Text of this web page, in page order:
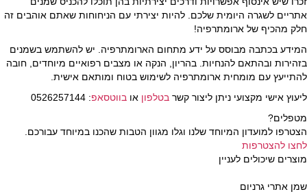
אתריים לשגרה היומית שלכם. להיות יצירתי עם הניחוחות שאתם אוהבים זה
חלק מהכיף של ארומתרפיה!
המידע בכתבה מבוסס על ידע מתחום הארומתרפיה. יש להשתמש בשמנים
בזהירות ובהתאם להנחיות. בהריון, הנקה או מצבים רפואיים מיוחדים, חובה
להתייעץ עם מומחית ארומתרפיה לשימוש בטוח ומותאם אישית.
ליעוץ אישי מקצועי ניתן ליצור קשר בטלפון או בווטסאפ: 0526257144
מטפלים?
הצטרפו למועדון המיוחד שלנו וגלו מגוון הטבות שהכנו במיוחד עבורכם.
לחצו להצטרפות
מוצרים שיכולים לעניין
שמן אתרי גרניום